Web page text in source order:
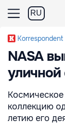
RU
Korrespondent
NASA
Космическое
коллекцию
летию его